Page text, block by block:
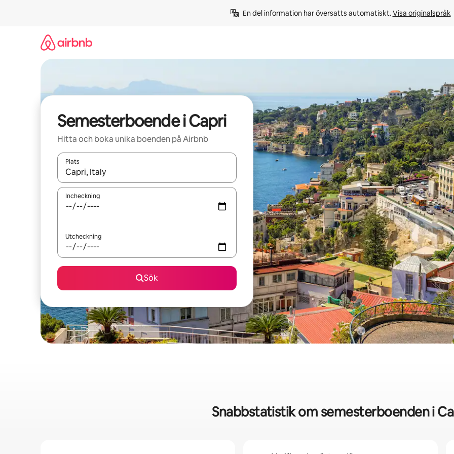
En del information har översatts automatiskt. Visa originalspråk
Semesterboende i Capri
Hitta och boka unika boenden på Airbnb
Plats
När resultaten är tillgängliga kan du navigera med upp- och nedåtpilarna eller utforska genom att trycka eller svepa.
Incheckning
Utcheckning
Sök
Snabbstatistik om semesterboenden i